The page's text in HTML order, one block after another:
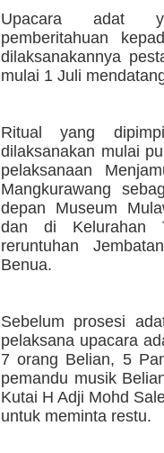
Upacara adat
pemberitahuan
dilaksanakannya
mulai 1 Juli
Ritual yang
dilaksanakan mulai
pelaksanaan
Mangkurawang
depan Museum
dan di Kelurahan
reruntuhan
Benua.
Sebelum prosesi
pelaksana upacara
7 orang Belian, 5
pemandu musik
Kutai H Adji Mohd
untuk meminta restu.